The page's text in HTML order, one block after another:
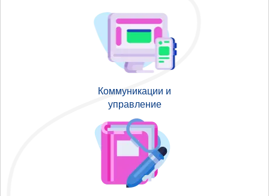
Коммуникации и
управление